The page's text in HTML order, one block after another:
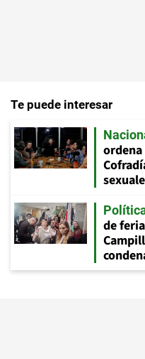
Te puede interesar
de